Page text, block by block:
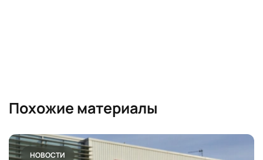
Похожие материалы
НОВОСТИ